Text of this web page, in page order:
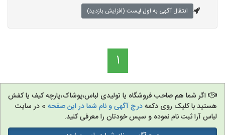
انتقال آگهی به اول لیست (افزایش بازدید)
1
اگر شما هم صاحب فروشگاه یا تولیدی لباس،پوشاک،پارچه کیف یا کفش
هستید با کلیک روی دکمهدرج آگهی و نام شما در این صفحه » در سایت
لباس آرا ثبت نام نموده و سپس خودتان را معرفی کنید.